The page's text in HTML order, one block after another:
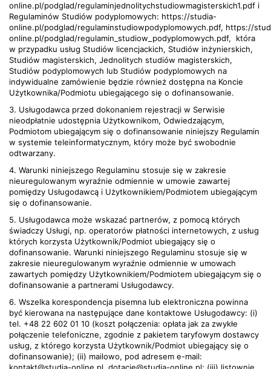
online.pl/podglad/regulaminjednolitychstudiowmagisterskich1.pdf i
Regulaminów Studiów podyplomowych: https://studia-
online.pl/podglad/regulaminstudiowpodyplomowych.pdf, https://
online.pl/podglad/regulamin_studiow_podyplomowych.pdf, która
w przypadku usług Studiów licencjackich, Studiów inżynierskich,
Studiów magisterskich, Jednolitych studiów magisterskich,
Studiów podyplomowych lub Studiów podyplomowych na
indywidualne zamówienie będzie również dostępna na Koncie
Użytkownika/Podmiotu ubiegającego się o dofinansowanie.
3. Usługodawca przed dokonaniem rejestracji w Serwisie
nieodpłatnie udostępnia Użytkownikom, Odwiedzającym,
Podmiotom ubiegającym się o dofinansowanie niniejszy Regulamin
w systemie teleinformatycznym, który może być swobodnie
odtwarzany.
4. Warunki niniejszego Regulaminu stosuje się w zakresie
nieuregulowanym wyraźnie odmiennie w umowie zawartej
pomiędzy Usługodawcą i Użytkownikiem/Podmiotem ubiegającym
się o dofinansowanie.
5. Usługodawca może wskazać partnerów, z pomocą których
świadczy Usługi, np. operatorów płatności internetowych, z usług
których korzysta Użytkownik/Podmiot ubiegający się o
dofinansowanie. Warunki niniejszego Regulaminu stosuje się w
zakresie nieuregulowanym wyraźnie odmiennie w umowach
zawartych pomiędzy Użytkownikiem/Podmiotem ubiegającym się o
dofinansowanie a partnerami Usługodawcy.
6. Wszelka korespondencja pisemna lub elektroniczna powinna
być kierowana na następujące dane kontaktowe Usługodawcy: (i)
tel. +48 22 602 01 10 (koszt połączenia: opłata jak za zwykłe
połączenie telefoniczne, zgodnie z pakietem taryfowym dostawcy
usług, z którego korzysta Użytkownik/Podmiot ubiegający się o
dofinansowanie); (ii) mailowo, pod adresem e-mail: